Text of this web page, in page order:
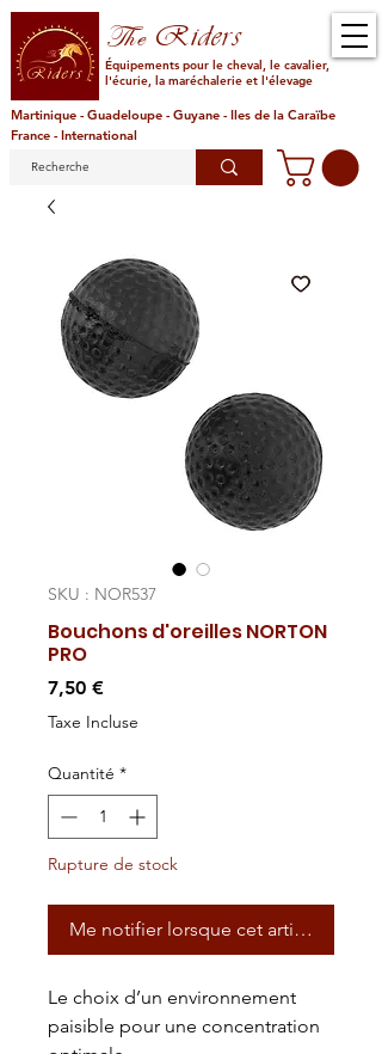
TheRiders
Équipements pour le cheval, le cavalier,
l'écurie, la maréchalerie et l'élevage
Martinique - Guadeloupe - Guyane - Iles de la Caraïbe
France - International
SKU : NOR537
Bouchons d'oreilles NORTON
PRO
7,50 €Prix
Taxe Incluse
Quantité *
Rupture de stock
Me notifier lorsque cet article est
Le choix d’un environnement
paisible pour une concentration